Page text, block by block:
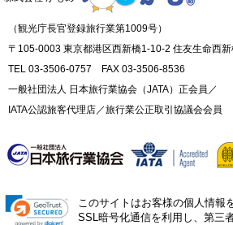
（観光庁長官登録旅行業第1009号）
〒105-0003 東京都港区西新橋1-10-2 住友生命西
TEL 03-3506-0757 FAX 03-3506-8536
一般社団法人 日本旅行業協会（JATA）正会員／
IATA公認旅客代理店／旅行業公正取引協議会会員
このサイトはお客様の個人情報
SSL暗号化通信を利用し、第三